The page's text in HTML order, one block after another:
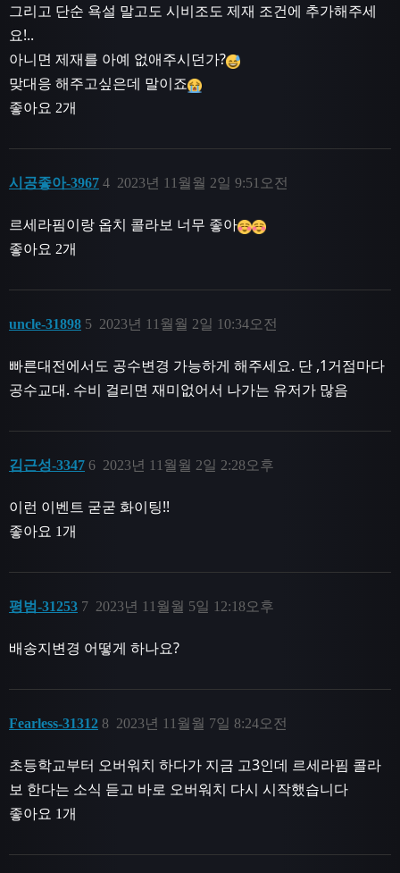
그리고 단순 욕설 말고도 시비조도 제재 조건에 추가해주세
요!..
아니면 제재를 아예 없애주시던가?
맞대응 해주고싶은데 말이죠
좋아요 2개
시공좋아-3967 2023년 11월월 2일 9:51오전
4
르세라핌이랑 옵치 콜라보 너무 좋아
좋아요 2개
uncle-31898 2023년 11월월 2일 10:34오전
5
빠른대전에서도 공수변경 가능하게 해주세요. 단 ,1거점마다
공수교대. 수비 걸리면 재미없어서 나가는 유저가 많음
김근성-3347 2023년 11월월 2일 2:28오후
6
이런 이벤트 굳굳 화이팅!!
좋아요 1개
평범-31253 2023년 11월월 5일 12:18오후
7
배송지변경 어떻게 하나요?
Fearless-31312 2023년 11월월 7일 8:24오전
8
초등학교부터 오버워치 하다가 지금 고3인데 르세라핌 콜라
보 한다는 소식 듣고 바로 오버워치 다시 시작했습니다
좋아요 1개